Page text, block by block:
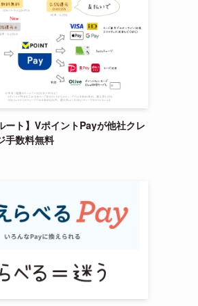
ート】VポイントPayが他社クレ
手数料無料